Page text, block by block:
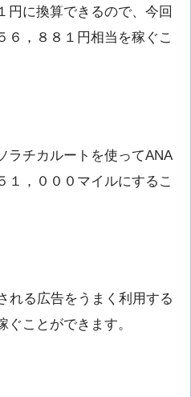
円に換算できるので、今回
６，８８１円相当を稼ぐこ
ラチカルートを使ってANA
１，０００マイルにするこ
れる広告をうまく利用する
ぐことができます。